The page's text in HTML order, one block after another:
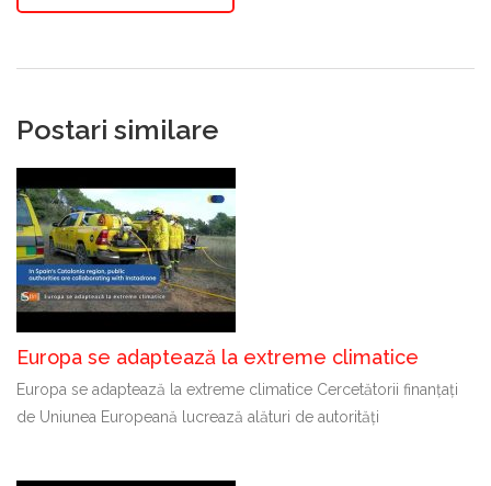
Postari similare
Europa se adaptează la extreme climatice
Europa se adaptează la extreme climatice Cercetătorii finanțați
de Uniunea Europeană lucrează alături de autorități